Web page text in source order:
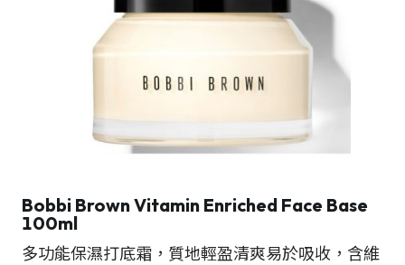
Bobbi Brown Vitamin Enriched Face Base
100ml
多功能保濕打底霜，質地輕盈清爽易於吸收，含維